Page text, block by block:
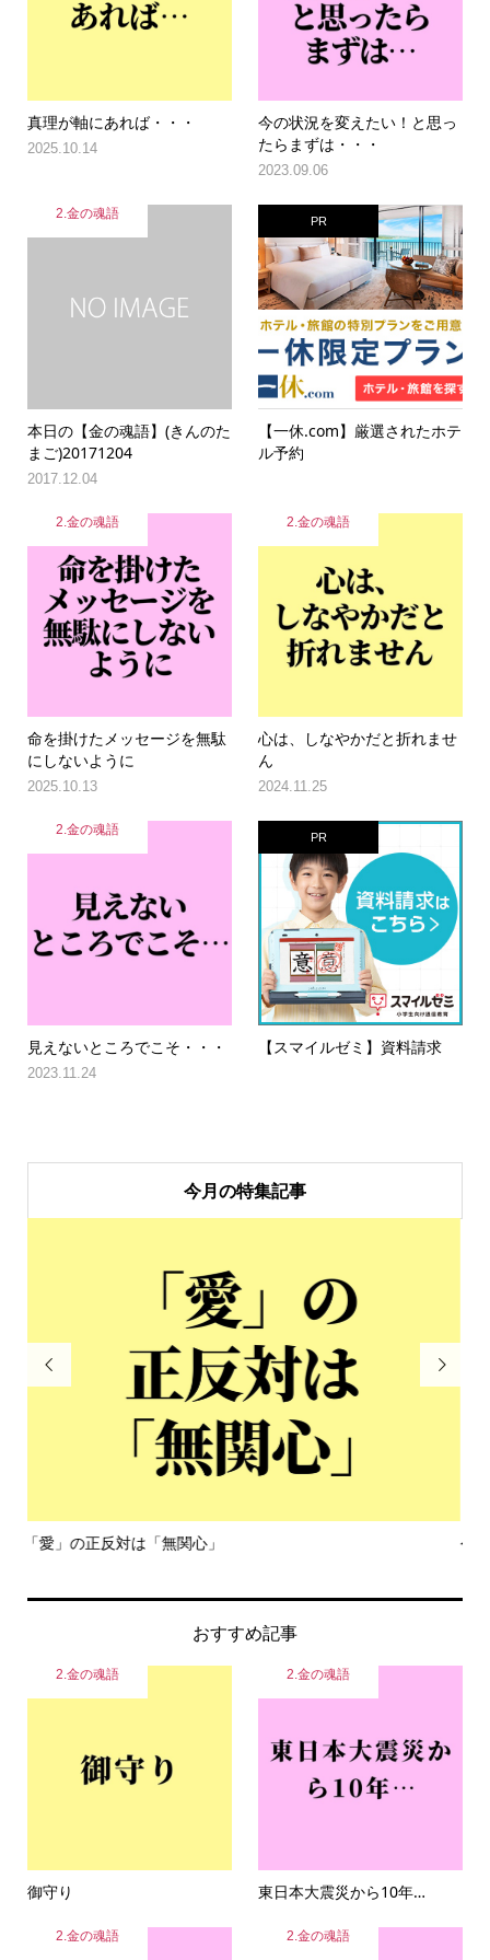
真理が軸にあれば・・・
2025.10.14
今の状況を変えたい！と思っ
たらまずは・・・
2023.09.06
2.金の魂語
本日の【金の魂語】(きんのた
まご)20171204
2017.12.04
PR
【一休.com】厳選されたホテ
ル予約
2.金の魂語
命を掛けたメッセージを無駄
にしないように
2025.10.13
2.金の魂語
心は、しなやかだと折れませ
ん
2024.11.25
2.金の魂語
見えないところでこそ・・・
2023.11.24
PR
【スマイルゼミ】資料請求
今月の特集記事

令和８年熊本地震

おすすめ記事
2.金の魂語
御守り
2.金の魂語
東日本大震災から10年…
2.金の魂語 2.金の魂語